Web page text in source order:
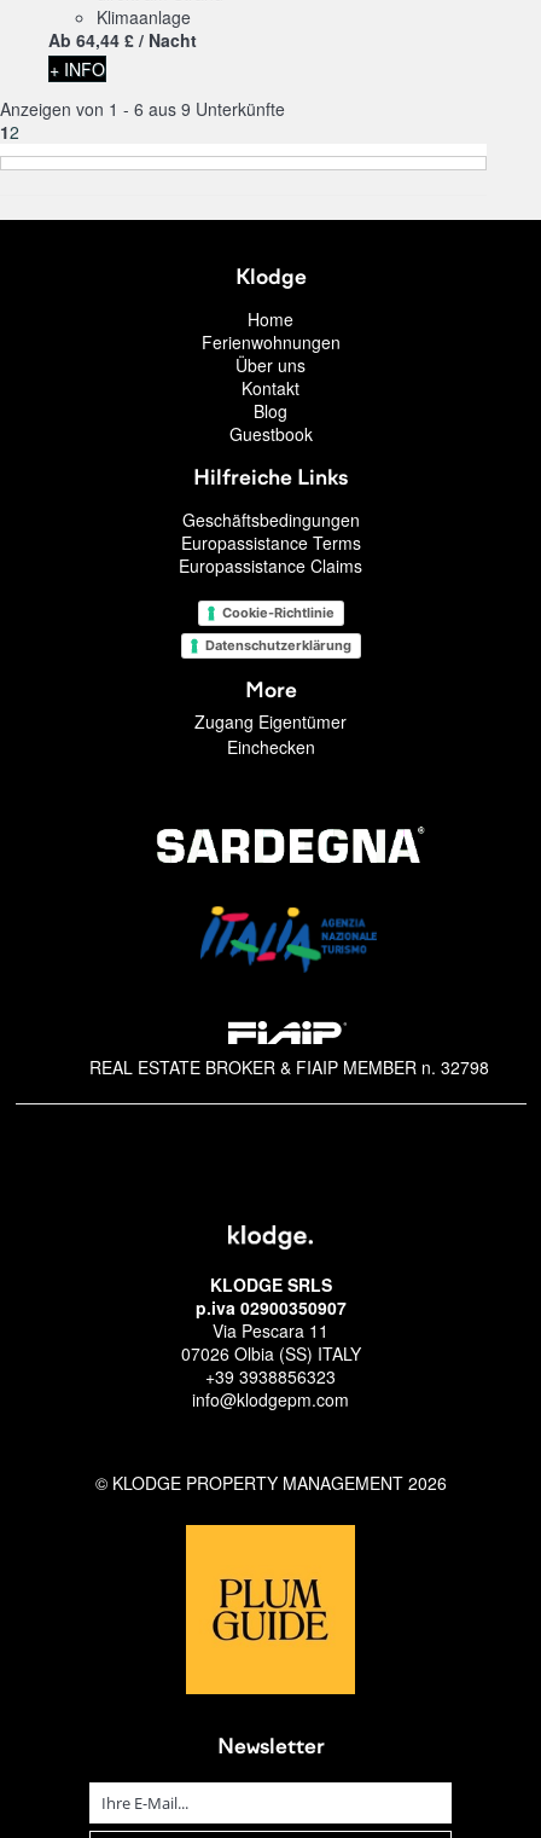
Klimaanlage
Ab 64,44 £ / Nacht
+ INFO
Anzeigen von 1 - 6 aus 9 Unterkünfte
12
Klodge
Home
Ferienwohnungen
Über uns
Kontakt
Blog
Guestbook
Hilfreiche Links
Geschäftsbedingungen
Europassistance Terms
Europassistance Claims
Cookie-Richtlinie
Datenschutzerklärung
More
Zugang Eigentümer
Einchecken
REAL ESTATE BROKER & FIAIP MEMBER n. 32798
KLODGE SRLS
p.iva 02900350907
Via Pescara 11
07026 Olbia (SS) ITALY
+39 3938856323
info@klodgepm.com
© KLODGE PROPERTY MANAGEMENT 2026
Newsletter